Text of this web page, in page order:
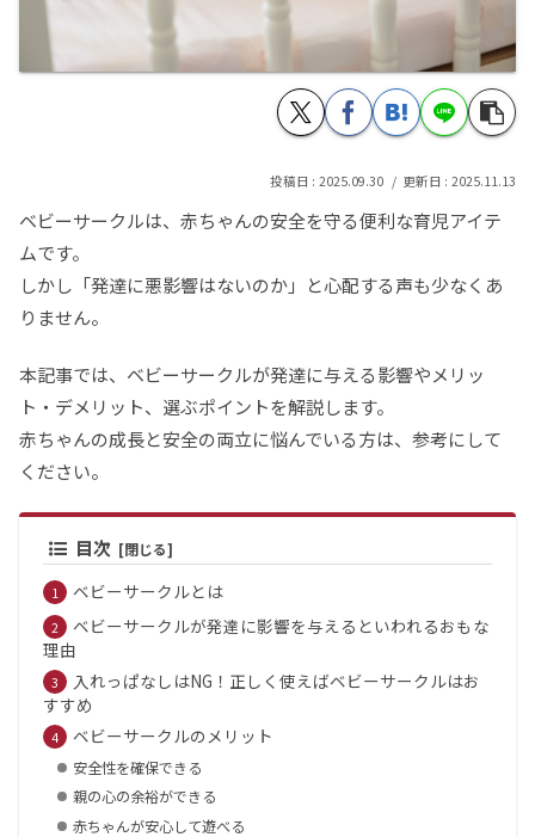
2025.09.30 2025.11.13
ベビーサークルは、赤ちゃんの安全を守る便利な育児アイテ
ムです。
しかし「発達に悪影響はないのか」と心配する声も少なくあ
りません。
本記事では、ベビーサークルが発達に与える影響やメリッ
ト・デメリット、選ぶポイントを解説します。
赤ちゃんの成長と安全の両立に悩んでいる方は、参考にして
ください。
目次
ベビーサークルとは
ベビーサークルが発達に影響を与えるといわれるおもな
理由
入れっぱなしはNG！正しく使えばベビーサークルはお
すすめ
ベビーサークルのメリット
安全性を確保できる
親の心の余裕ができる
赤ちゃんが安心して遊べる